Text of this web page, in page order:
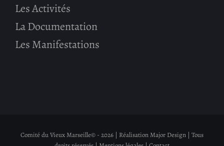
Les Activités
La Documentation
Les Manifestations
Comité du Vieux Marseille© - 2026 | RéalisationMajor Design | Tous